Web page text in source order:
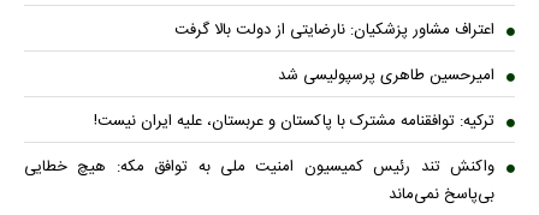
اعتراف مشاور پزشکیان: نارضایتی از دولت بالا گرفت
امیرحسین طاهری پرسپولیسی شد
ترکیه: توافقنامه مشترک با پاکستان و عربستان، علیه ایران نیست!
واکنش تند رئیس کمیسیون امنیت ملی به توافق مکه: هیچ خطایی
بی‌پاسخ نمی‌ماند